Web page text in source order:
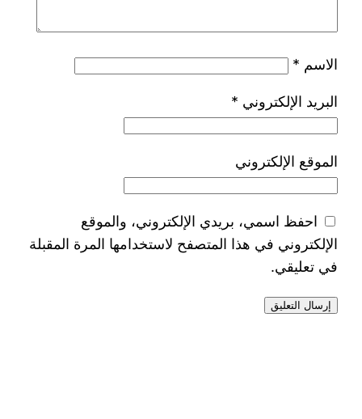
الاسم *
البريد الإلكتروني *
الموقع الإلكتروني
احفظ اسمي، بريدي الإلكتروني، والموقع
الإلكتروني في هذا المتصفح لاستخدامها المرة المقبلة
في تعليقي.